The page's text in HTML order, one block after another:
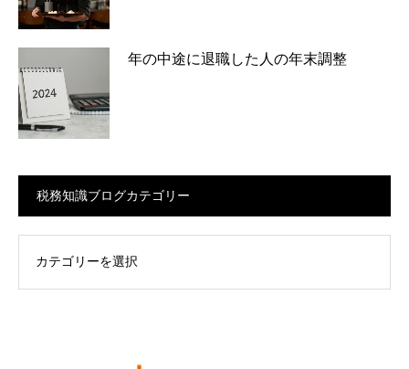
年の中途に退職した人の年末調整
税務知識ブログカテゴリー